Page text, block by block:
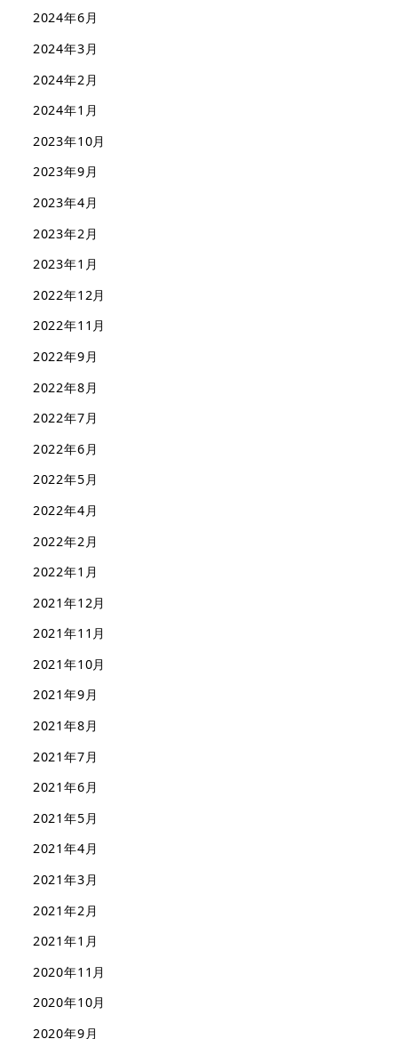
2024年6月
2024年3月
2024年2月
2024年1月
2023年10月
2023年9月
2023年4月
2023年2月
2023年1月
2022年12月
2022年11月
2022年9月
2022年8月
2022年7月
2022年6月
2022年5月
2022年4月
2022年2月
2022年1月
2021年12月
2021年11月
2021年10月
2021年9月
2021年8月
2021年7月
2021年6月
2021年5月
2021年4月
2021年3月
2021年2月
2021年1月
2020年11月
2020年10月
2020年9月